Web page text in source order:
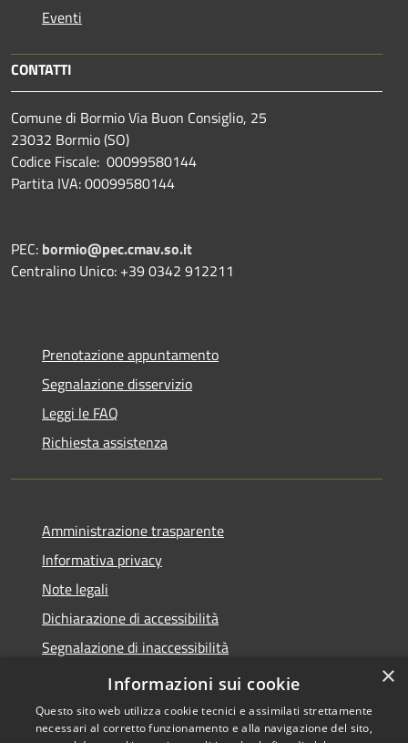
Eventi
CONTATTI
Comune di Bormio Via Buon Consiglio, 25
23032 Bormio (SO)
Codice Fiscale: 00099580144
Partita IVA: 00099580144
PEC: bormio@pec.cmav.so.it
Centralino Unico: +39 0342 912211
Prenotazione appuntamento
Segnalazione disservizio
Leggi le FAQ
Richiesta assistenza
Amministrazione trasparente
Informativa privacy
Note legali
Dichiarazione di accessibilità
Segnalazione di inaccessibilità
Whistleblowing segnalazione illeciti
×
Informazioni sui cookie
Questo sito web utilizza cookie tecnici e assimilati strettamente
necessari al corretto funzionamento e alla navigazione del sito,